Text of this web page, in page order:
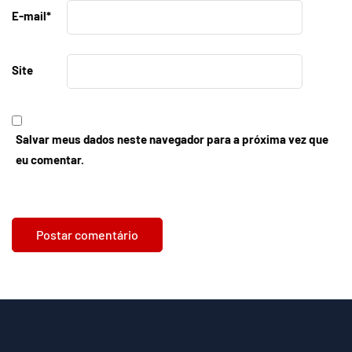
E-mail*
Site
Salvar meus dados neste navegador para a próxima vez que
eu comentar.